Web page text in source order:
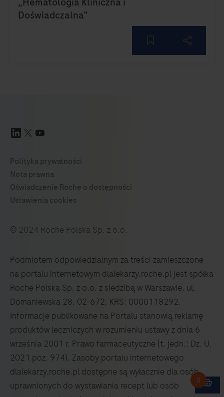
© 2024 Roche Polska Sp. z o.o.
Podmiotem odpowiedzialnym za treści zamieszczone
na portalu internetowym dlalekarzy.roche.pl jest spółka
Roche Polska Sp. z o.o. z siedzibą w Warszawie, ul.
Domaniewska 28, 02-672, KRS: 0000118292.
Informacje publikowane na Portalu stanowią reklamę
produktów leczniczych w rozumieniu ustawy z dnia 6
września 2001 r. Prawo farmaceutyczne (t. jedn.: Dz. U.
2021 poz. 974). Zasoby portalu internetowego
dlalekarzy.roche.pl dostępne są wyłacznie dla osób
uprawnionych do wystawiania recept lub osób